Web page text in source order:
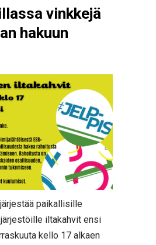
vinkkejä
hakuun
paikallisille
iltakahvit ensi
kello 17 alkaen